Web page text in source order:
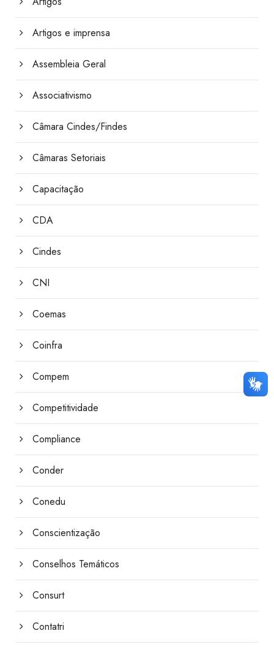
Artigos e imprensa
Assembleia Geral
Associativismo
Câmara Cindes/Findes
Câmaras Setoriais
Capacitação
CDA
Cindes
CNI
Coemas
Coinfra
Compem
Competitividade
Compliance
Conder
Conedu
Conscientização
Conselhos Temáticos
Consurt
Contatri